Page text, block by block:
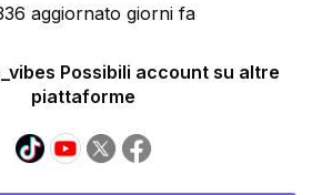
aggiornato giorni fa
Possibili account su altre
piattaforme